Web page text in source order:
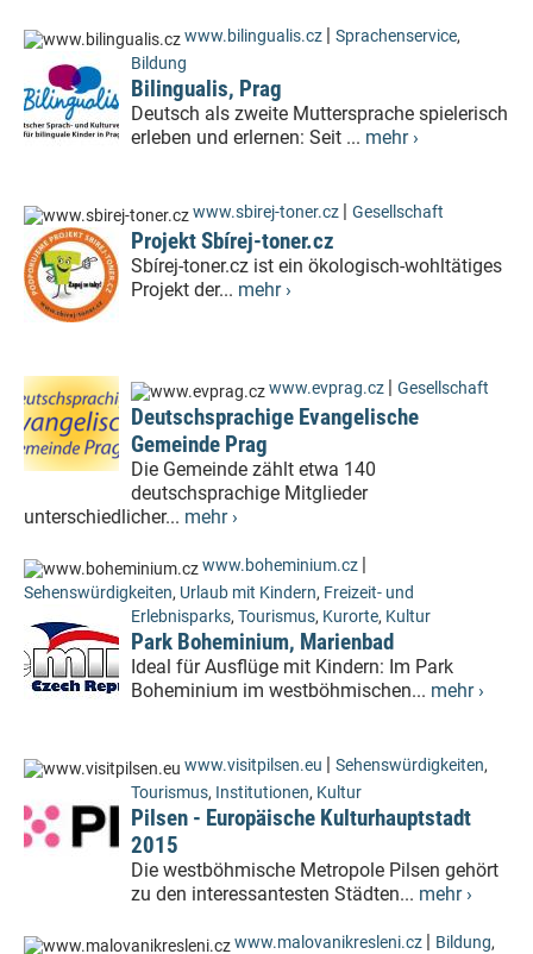
www.bilingualis.cz | Sprachenservice,
Bildung
Bilingualis, Prag
Deutsch als zweite Muttersprache spielerisch
erleben und erlernen: Seit ... mehr ›
www.sbirej-toner.cz | Gesellschaft
Projekt Sbírej-toner.cz
Sbírej-toner.cz ist ein ökologisch-wohltätiges
Projekt der... mehr ›
www.evprag.cz | Gesellschaft
Deutschsprachige Evangelische
Gemeinde Prag
Die Gemeinde zählt etwa 140
deutschsprachige Mitglieder
unterschiedlicher... mehr ›
www.boheminium.cz |
Sehenswürdigkeiten, Urlaub mit Kindern, Freizeit- und
Erlebnisparks, Tourismus, Kurorte, Kultur
Park Boheminium, Marienbad
Ideal für Ausflüge mit Kindern: Im Park
Boheminium im westböhmischen... mehr ›
www.visitpilsen.eu | Sehenswürdigkeiten,
Tourismus, Institutionen, Kultur
Pilsen - Europäische Kulturhauptstadt
2015
Die westböhmische Metropole Pilsen gehört
zu den interessantesten Städten... mehr ›
www.malovanikresleni.cz | Bildung,